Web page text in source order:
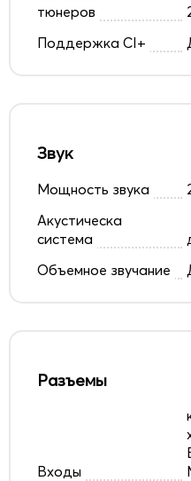
тюнеров
Поддержка CI+
Звук
Мощность звука
Акустическа
система
Объемное звучание
Разъемы
Входы